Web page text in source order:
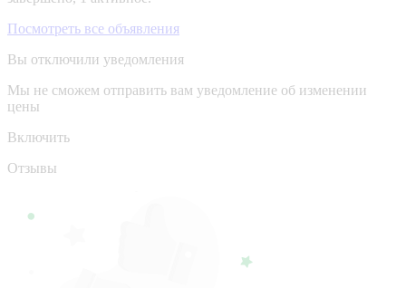
Посмотреть все объявления
Вы отключили уведомления
Мы не сможем отправить вам уведомление об изменении
цены
Включить
Отзывы